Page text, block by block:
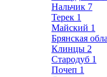
Нальчик 7
Терек 1
Майский 1
Брянская
Клинцы 2
Стародуб 1
Почеп 1